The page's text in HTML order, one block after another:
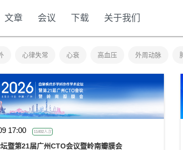
文章 会议 下载 关于我们
心律失常 心衰 高血压 外周动脉
17:00 11402人次
暨第21届广州CTO会议暨岭南瓣膜会